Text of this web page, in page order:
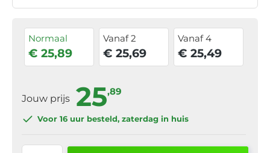
Normaal
€ 25,89
Vanaf 2
€ 25,69
Vanaf 4
€ 25,49
Jouw prijs 25,89
Voor 16 uur besteld, zaterdag in huis